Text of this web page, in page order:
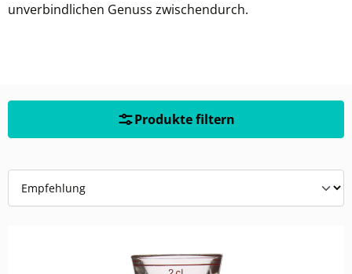
unverbindlichen Genuss zwischendurch.
Produkte filtern